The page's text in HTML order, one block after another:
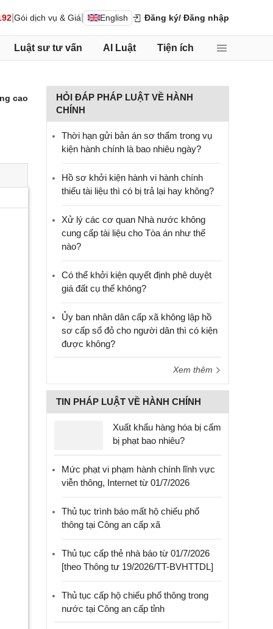
Gói dịch vụ & Giá English Đăng ký/ Đăng nhập
Luật sư tư vấn AI Luật Tiện ích
cao
HỎI ĐÁP PHÁP LUẬT VỀ HÀNH
CHÍNH
Thời hạn gửi bản án sơ thẩm trong vụ
kiện hành chính là bao nhiêu ngày?
Hồ sơ khởi kiện hành vi hành chính
thiếu tài liệu thì có bị trả lại hay không?
Xử lý các cơ quan Nhà nước không
cung cấp tài liệu cho Tòa án như thế
nào?
Có thể khởi kiện quyết định phê duyệt
giá đất cụ thể không?
Ủy ban nhân dân cấp xã không lập hồ
sơ cấp sổ đỏ cho người dân thì có kiện
được không?
Xem thêm
TIN PHÁP LUẬT VỀ HÀNH CHÍNH
Xuất khẩu hàng hóa bị cấm
bị phạt bao nhiêu?
Mức phạt vi phạm hành chính lĩnh vực
viễn thông, Internet từ 01/7/2026
Thủ tục trình báo mất hộ chiếu phổ
thông tại Công an cấp xã
Thủ tục cấp thẻ nhà báo từ 01/7/2026
[theo Thông tư 19/2026/TT-BVHTTDL]
Thủ tục cấp hộ chiếu phổ thông trong
nước tại Công an cấp tỉnh